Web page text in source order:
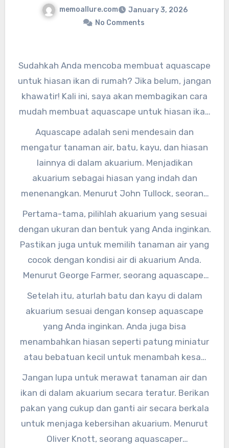
memoallure.com
January 3, 2026
No Comments
Sudahkah Anda mencoba membuat aquascape
untuk hiasan ikan di rumah? Jika belum, jangan
khawatir! Kali ini, saya akan membagikan cara
mudah membuat aquascape untuk hiasan ikan
di rumah.
Aquascape adalah seni mendesain dan
mengatur tanaman air, batu, kayu, dan hiasan
lainnya di dalam akuarium. Menjadikan
akuarium sebagai hiasan yang indah dan
menenangkan. Menurut John Tullock, seorang
ahli aquascape, “Aquascape adalah cara yang
sempurna untuk membawa keindahan alam ke
dalam rumah Anda.”
Pertama-tama, pilihlah akuarium yang sesuai
dengan ukuran dan bentuk yang Anda inginkan.
Pastikan juga untuk memilih tanaman air yang
cocok dengan kondisi air di akuarium Anda.
Menurut George Farmer, seorang aquascaper
terkenal, “Pemilihan tanaman air yang tepat
sangat penting untuk menciptakan aquascape
yang indah.”
Setelah itu, aturlah batu dan kayu di dalam
akuarium sesuai dengan konsep aquascape
yang Anda inginkan. Anda juga bisa
menambahkan hiasan seperti patung miniatur
atau bebatuan kecil untuk menambah kesan
alami. Menurut Takashi Amano, seorang
aquascaper legendaris, “Detail-detail kecil
dalam aquascape dapat membuatnya terlihat
lebih hidup.”
Jangan lupa untuk merawat tanaman air dan
ikan di dalam akuarium secara teratur. Berikan
pakan yang cukup dan ganti air secara berkala
untuk menjaga kebersihan akuarium. Menurut
Oliver Knott, seorang aquascaper